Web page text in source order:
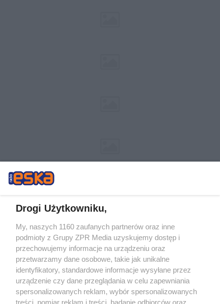
Żaden utwór zamieszczony w serwisie nie może być powielany i
rozpowszechniany lub dalej rozpowszechniany w jakikolwiek sposób (w
tym także elektroniczny lub mechaniczny) na jakimkolwiek polu
eksploatacji w jakiejkolwiek formie, włącznie z umieszczaniem w Internecie
bez pisemnej zgody właściciela praw. Jakiekolwiek użycie lub
wykorzystanie utworów w całości lub w części z naruszeniem prawa, tzn.
bez właściwej zgody, jest zabronione pod groźbą kary i może być ścigane
prawnie.
Drogi Użytkowniku,
My, naszych 1160 zaufanych partnerów oraz inne
podmioty z Grupy ZPR Media uzyskujemy dostęp i
przechowujemy informacje na urządzeniu oraz
przetwarzamy dane osobowe, takie jak unikalne
identyfikatory, standardowe informacje wysyłane przez
urządzenie czy dane przeglądania w celu zapewniania
spersonalizowanych reklam, wybór spersonalizowanych
treści, pomiar reklam i treści, badanie odbiorców oraz